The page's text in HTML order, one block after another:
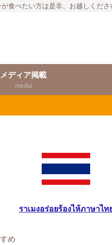
食べたい方は是非、お越しくださ
メディア掲載
media
ราเมงอร่อยร้องไห้ภาษาไท
め